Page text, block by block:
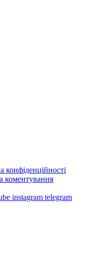
конфіденційності
коментування
instagram telegram